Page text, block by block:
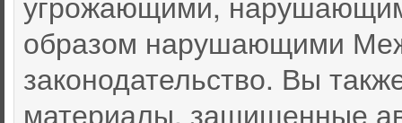
образом нарушающими
законодательство. Вы
материалы, защищенные